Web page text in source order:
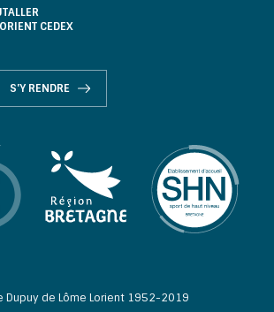
CEDEX
S'Y RENDRE
Dupuy de Lôme Lorient 1952-2019